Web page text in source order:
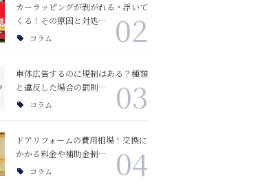
カーラッピングが剥がれる・浮いて
くる！その原因と対処…
コラム 02
車体広告するのに規制はある？種類
と違反した場合の罰則…
コラム 03
ドアリフォームの費用相場！交換に
かかる料金や補助金制…
コラム 04